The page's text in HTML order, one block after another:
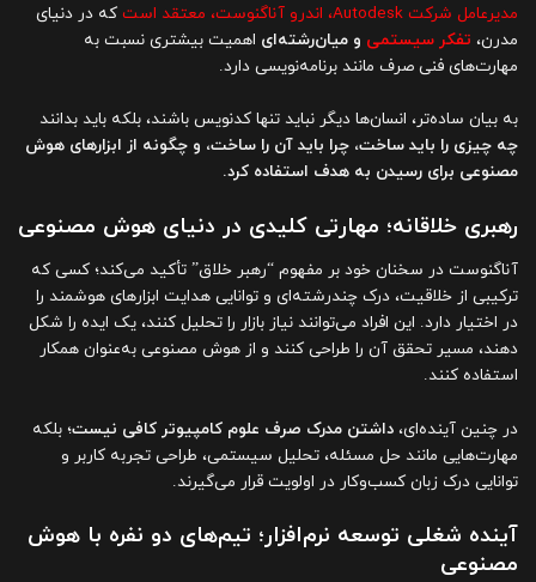
مدیرعامل شرکت Autodesk، اندرو آناگنوست، معتقد است
که در دنیای
مدرن، تفکر سیستمی و میان‌رشته‌ای اهمیت بیشتری نسبت به
مهارت‌های فنی صرف مانند برنامه‌نویسی دارد.
به بیان ساده‌تر، انسان‌ها دیگر نباید تنها کدنویس باشند، بلکه باید بدانند
چه چیزی را باید ساخت، چرا باید آن را ساخت، و چگونه از ابزارهای هوش
مصنوعی برای رسیدن به هدف استفاده کرد.
رهبری خلاقانه؛ مهارتی کلیدی در دنیای هوش مصنوعی
آناگنوست در سخنان خود بر مفهوم “رهبر خلاق” تأکید می‌کند؛ کسی که
ترکیبی از خلاقیت، درک چندرشته‌ای و توانایی هدایت ابزارهای هوشمند را
در اختیار دارد. این افراد می‌توانند نیاز بازار را تحلیل کنند، یک ایده را شکل
دهند، مسیر تحقق آن را طراحی کنند و از هوش مصنوعی به‌عنوان همکار
استفاده کنند.
در چنین آینده‌ای، داشتن مدرک صرف علوم کامپیوتر کافی نیست؛ بلکه
مهارت‌هایی مانند حل مسئله، تحلیل سیستمی، طراحی تجربه کاربر و
توانایی درک زبان کسب‌وکار در اولویت قرار می‌گیرند.
آینده شغلی توسعه نرم‌افزار؛ تیم‌های دو نفره با هوش
مصنوعی